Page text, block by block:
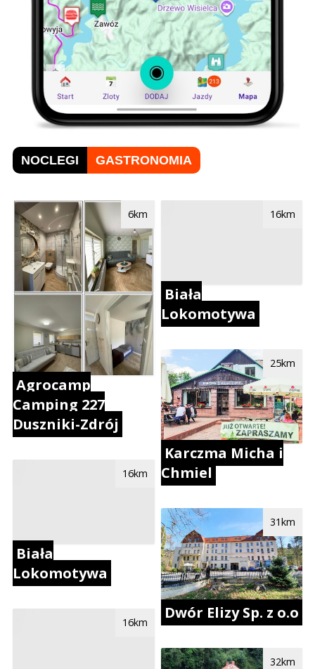
NOCLEGI GASTRONOMIA
Agrocamp
Camping 227
Duszniki-Zdrój
6km
Biała
Lokomotywa
16km
16km
Biała
Lokomotywa
16km
Karczma Micha i
Chmiel
25km
Dwór Elizy Sp. z o.o
31km
32km